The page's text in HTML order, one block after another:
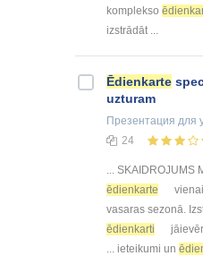
komplekso
izstrādāt ...
Ēdienkarte
uzturam
Презентация для
24
... SKAIDROJUMS
ēdienkarte
vasaras sezonā.
ēdienkarti
... ieteikumi un